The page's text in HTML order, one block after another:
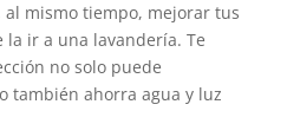
mismo tiempo, mejorar tus
la ir a una lavandería. Te
no solo puede
también ahorra agua y luz